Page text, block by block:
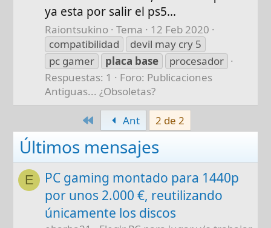
ya esta por salir el ps5...
Raiontsukino Tema
12 Feb 2020
compatibilidad
devil may cry 5
pc gamer
placa base
procesador
Respuestas: 1
Foro: Publicaciones
Antiguas... ¿Obsoletas?
Primero
Ant 2 de 2
Últimos mensajes
E
PC gaming montado para 1440p
por unos 2.000 €, reutilizando
únicamente los discos